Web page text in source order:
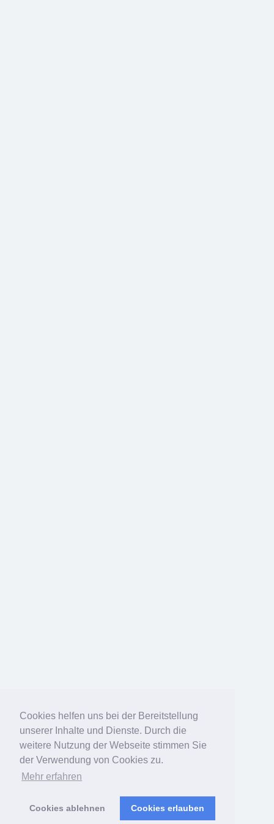
Cookies helfen uns bei der Bereitstellung
unserer Inhalte und Dienste. Durch die
weitere Nutzung der Webseite stimmen Sie
der Verwendung von Cookies zu.
Mehr erfahren
Cookies ablehnen Cookies erlauben